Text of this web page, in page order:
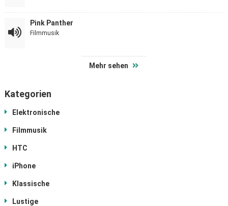
Pink Panther
Filmmusik
Mehr sehen
Kategorien
Elektronische
Filmmusik
HTC
iPhone
Klassische
Lustige